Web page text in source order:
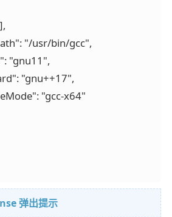
"/usr/bin/gcc",
"gnu11",
"gnu++17",
"gcc-x64"
弹出提示